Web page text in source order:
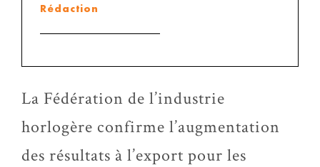
Rédaction
La Fédération de l’industrie
horlogère confirme l’augmentation
des résultats à l’export pour les